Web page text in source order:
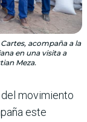
acompaña a la
en una visita a
Meza.
movimiento
este